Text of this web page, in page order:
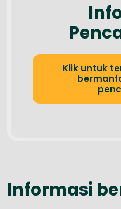
Klik untuk
Informasi